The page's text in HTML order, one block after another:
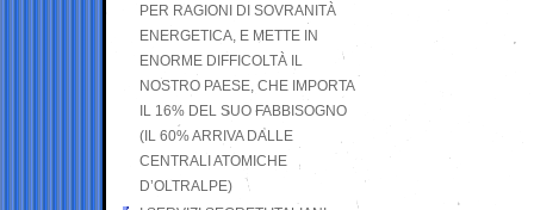
PER RAGIONI DI SOVRANITÀ
ENERGETICA, E METTE IN
ENORME DIFFICOLTÀ IL
NOSTRO PAESE, CHE IMPORTA
IL 16% DEL SUO FABBISOGNO
(IL 60% ARRIVA DALLE
CENTRALI ATOMICHE
D’OLTRALPE)